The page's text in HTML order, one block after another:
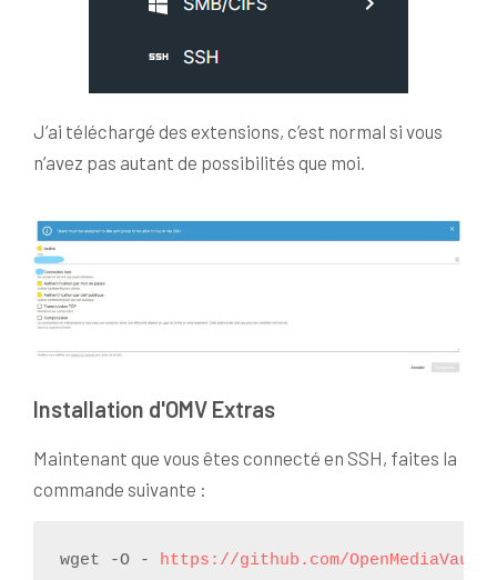
J’ai téléchargé des extensions, c’est normal si vous
n’avez pas autant de possibilités que moi.
Installation d'OMV Extras
Maintenant que vous êtes connecté en SSH, faites la
commande suivante :
wget -O - https://github.com/